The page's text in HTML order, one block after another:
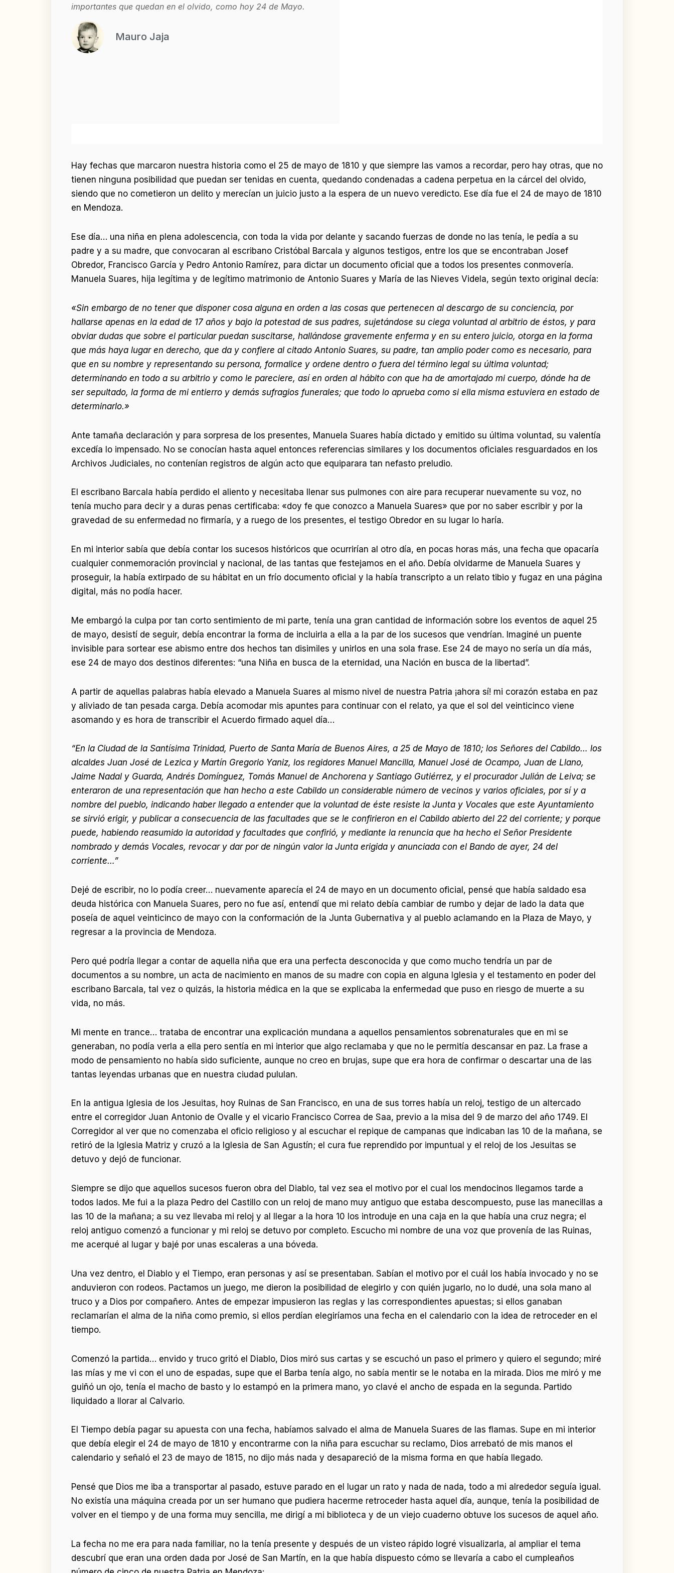
importantes que quedan en el olvido, como hoy 24 de Mayo.
Mauro Jaja
Hay fechas que marcaron nuestra historia como el 25 de mayo de 1810 y que siempre las vamos a recordar, pero hay otras, que no
tienen ninguna posibilidad que puedan ser tenidas en cuenta, quedando condenadas a cadena perpetua en la cárcel del olvido,
siendo que no cometieron un delito y merecían un juicio justo a la espera de un nuevo veredicto. Ese día fue el 24 de mayo de 1810
en Mendoza.
Ese día… una niña en plena adolescencia, con toda la vida por delante y sacando fuerzas de donde no las tenía, le pedía a su
padre y a su madre, que convocaran al escribano Cristóbal Barcala y algunos testigos, entre los que se encontraban Josef
Obredor, Francisco García y Pedro Antonio Ramírez, para dictar un documento oficial que a todos los presentes conmovería.
Manuela Suares, hija legítima y de legítimo matrimonio de Antonio Suares y María de las Nieves Videla, según texto original decía:
«Sin embargo de no tener que disponer cosa alguna en orden a las cosas que pertenecen al descargo de su conciencia, por
hallarse apenas en la edad de 17 años y bajo la potestad de sus padres, sujetándose su ciega voluntad al arbitrio de éstos, y para
obviar dudas que sobre el particular puedan suscitarse, hallándose gravemente enferma y en su entero juicio, otorga en la forma
que más haya lugar en derecho, que da y confiere al citado Antonio Suares, su padre, tan amplio poder como es necesario, para
que en su nombre y representando su persona, formalice y ordene dentro o fuera del término legal su última voluntad;
determinando en todo a su arbitrio y como le pareciere, así en orden al hábito con que ha de amortajado mi cuerpo, dónde ha de
ser sepultado, la forma de mi entierro y demás sufragios funerales; que todo lo aprueba como si ella misma estuviera en estado de
determinarlo.»
Ante tamaña declaración y para sorpresa de los presentes, Manuela Suares había dictado y emitido su última voluntad, su valentía
excedía lo impensado. No se conocían hasta aquel entonces referencias similares y los documentos oficiales resguardados en los
Archivos Judiciales, no contenían registros de algún acto que equiparara tan nefasto preludio.
El escribano Barcala había perdido el aliento y necesitaba llenar sus pulmones con aire para recuperar nuevamente su voz, no
tenía mucho para decir y a duras penas certificaba: «doy fe que conozco a Manuela Suares» que por no saber escribir y por la
gravedad de su enfermedad no firmaría, y a ruego de los presentes, el testigo Obredor en su lugar lo haría.
En mi interior sabía que debía contar los sucesos históricos que ocurrirían al otro día, en pocas horas más, una fecha que opacaría
cualquier conmemoración provincial y nacional, de las tantas que festejamos en el año. Debía olvidarme de Manuela Suares y
proseguir, la había extirpado de su hábitat en un frío documento oficial y la había transcripto a un relato tibio y fugaz en una página
digital, más no podía hacer.
Me embargó la culpa por tan corto sentimiento de mi parte, tenía una gran cantidad de información sobre los eventos de aquel 25
de mayo, desistí de seguir, debía encontrar la forma de incluirla a ella a la par de los sucesos que vendrían. Imaginé un puente
invisible para sortear ese abismo entre dos hechos tan disimiles y unirlos en una sola frase. Ese 24 de mayo no sería un día más,
ese 24 de mayo dos destinos diferentes: “una Niña en busca de la eternidad, una Nación en busca de la libertad”.
A partir de aquellas palabras había elevado a Manuela Suares al mismo nivel de nuestra Patria ¡ahora sí! mi corazón estaba en paz
y aliviado de tan pesada carga. Debía acomodar mis apuntes para continuar con el relato, ya que el sol del veinticinco viene
asomando y es hora de transcribir el Acuerdo firmado aquel día…
“En la Ciudad de la Santísima Trinidad, Puerto de Santa María de Buenos Aires, a 25 de Mayo de 1810; los Señores del Cabildo… los
alcaldes Juan José de Lezica y Martín Gregorio Yaniz, los regidores Manuel Mancilla, Manuel José de Ocampo, Juan de Llano,
Jaime Nadal y Guarda, Andrés Domínguez, Tomás Manuel de Anchorena y Santiago Gutiérrez, y el procurador Julián de Leiva; se
enteraron de una representación que han hecho a este Cabildo un considerable número de vecinos y varios oficiales, por sí y a
nombre del pueblo, indicando haber llegado a entender que la voluntad de éste resiste la Junta y Vocales que este Ayuntamiento
se sirvió erigir, y publicar a consecuencia de las facultades que se le confirieron en el Cabildo abierto del 22 del corriente; y porque
puede, habiendo reasumido la autoridad y facultades que confirió, y mediante la renuncia que ha hecho el Señor Presidente
nombrado y demás Vocales, revocar y dar por de ningún valor la Junta erigida y anunciada con el Bando de ayer, 24 del
corriente…”
Dejé de escribir, no lo podía creer… nuevamente aparecía el 24 de mayo en un documento oficial, pensé que había saldado esa
deuda histórica con Manuela Suares, pero no fue así, entendí que mi relato debía cambiar de rumbo y dejar de lado la data que
poseía de aquel veinticinco de mayo con la conformación de la Junta Gubernativa y al pueblo aclamando en la Plaza de Mayo, y
regresar a la provincia de Mendoza.
Pero qué podría llegar a contar de aquella niña que era una perfecta desconocida y que como mucho tendría un par de
documentos a su nombre, un acta de nacimiento en manos de su madre con copia en alguna Iglesia y el testamento en poder del
escribano Barcala, tal vez o quizás, la historia médica en la que se explicaba la enfermedad que puso en riesgo de muerte a su
vida, no más.
Mi mente en trance… trataba de encontrar una explicación mundana a aquellos pensamientos sobrenaturales que en mi se
generaban, no podía verla a ella pero sentía en mi interior que algo reclamaba y que no le permitía descansar en paz. La frase a
modo de pensamiento no había sido suficiente, aunque no creo en brujas, supe que era hora de confirmar o descartar una de las
tantas leyendas urbanas que en nuestra ciudad pululan.
En la antigua Iglesia de los Jesuitas, hoy Ruinas de San Francisco, en una de sus torres había un reloj, testigo de un altercado
entre el corregidor Juan Antonio de Ovalle y el vicario Francisco Correa de Saa, previo a la misa del 9 de marzo del año 1749. El
Corregidor al ver que no comenzaba el oficio religioso y al escuchar el repique de campanas que indicaban las 10 de la mañana, se
retiró de la Iglesia Matriz y cruzó a la Iglesia de San Agustín; el cura fue reprendido por impuntual y el reloj de los Jesuitas se
detuvo y dejó de funcionar.
Siempre se dijo que aquellos sucesos fueron obra del Diablo, tal vez sea el motivo por el cual los mendocinos llegamos tarde a
todos lados. Me fui a la plaza Pedro del Castillo con un reloj de mano muy antiguo que estaba descompuesto, puse las manecillas a
las 10 de la mañana; a su vez llevaba mi reloj y al llegar a la hora 10 los introduje en una caja en la que había una cruz negra; el
reloj antiguo comenzó a funcionar y mi reloj se detuvo por completo. Escucho mi nombre de una voz que provenía de las Ruinas,
me acerqué al lugar y bajé por unas escaleras a una bóveda.
Una vez dentro, el Diablo y el Tiempo, eran personas y así se presentaban. Sabían el motivo por el cuál los había invocado y no se
anduvieron con rodeos. Pactamos un juego, me dieron la posibilidad de elegirlo y con quién jugarlo, no lo dudé, una sola mano al
truco y a Dios por compañero. Antes de empezar impusieron las reglas y las correspondientes apuestas; si ellos ganaban
reclamarían el alma de la niña como premio, si ellos perdían elegiríamos una fecha en el calendario con la idea de retroceder en el
tiempo.
Comenzó la partida… envido y truco gritó el Diablo, Dios miró sus cartas y se escuchó un paso el primero y quiero el segundo; miré
las mías y me vi con el uno de espadas, supe que el Barba tenía algo, no sabía mentir se le notaba en la mirada. Dios me miró y me
guiñó un ojo, tenía el macho de basto y lo estampó en la primera mano, yo clavé el ancho de espada en la segunda. Partido
liquidado a llorar al Calvario.
El Tiempo debía pagar su apuesta con una fecha, habíamos salvado el alma de Manuela Suares de las flamas. Supe en mi interior
que debía elegir el 24 de mayo de 1810 y encontrarme con la niña para escuchar su reclamo, Dios arrebató de mis manos el
calendario y señaló el 23 de mayo de 1815, no dijo más nada y desapareció de la misma forma en que había llegado.
Pensé que Dios me iba a transportar al pasado, estuve parado en el lugar un rato y nada de nada, todo a mi alrededor seguía igual.
No existía una máquina creada por un ser humano que pudiera hacerme retroceder hasta aquel día, aunque, tenía la posibilidad de
volver en el tiempo y de una forma muy sencilla, me dirigí a mi biblioteca y de un viejo cuaderno obtuve los sucesos de aquel año.
La fecha no me era para nada familiar, no la tenía presente y después de un visteo rápido logré visualizarla, al ampliar el tema
descubrí que eran una orden dada por José de San Martín, en la que había dispuesto cómo se llevaría a cabo el cumpleaños